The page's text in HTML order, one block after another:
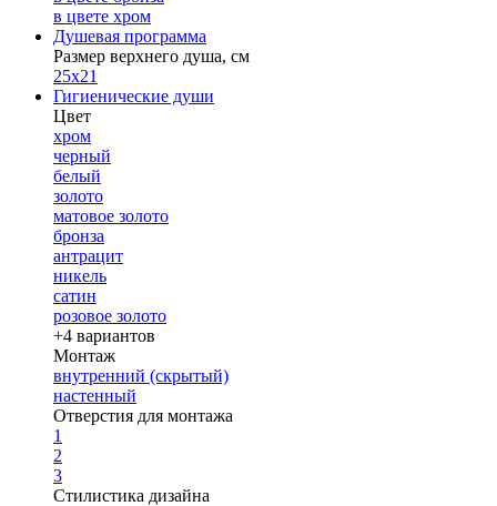
в цвете хром
Душевая программа
Размер верхнего душа, см
25х21
Гигиенические души
Цвет
хром
черный
белый
золото
матовое золото
бронза
антрацит
никель
сатин
розовое золото
+4 вариантов
Монтаж
внутренний (скрытый)
настенный
Отверстия для монтажа
1
2
3
Стилистика дизайна